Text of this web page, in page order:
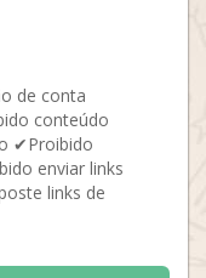
de conta
conteúdo
✔Proibido
enviar links
links de